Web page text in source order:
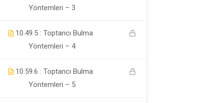
Yöntemleri – 3
10.49.5 : Toptancı Bulma
Yöntemleri – 4
10.59.6 : Toptancı Bulma
Yöntemleri – 5
info@ekipamazon.com
Company